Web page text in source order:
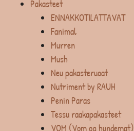
Pakasteet
ENNAKKOTILATTAVAT
Fanimal
Murren
Mush
Neu pakasteruoat
Nutriment by RAUH
Penin Paras
Tessu raakapakasteet
VOM (Vom og hundemat)